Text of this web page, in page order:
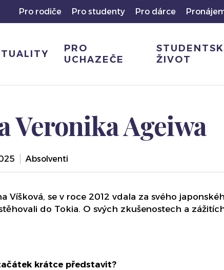
Pro rodiče Pro studenty Pro dárce
PRO
UCHAZEČE
ŽIVOT
Veronika Ageiwa
Absolventi
Víšková, se v roce 2012 vdala za svého
do Tokia. O svých zkušenostech a
krátce představit?